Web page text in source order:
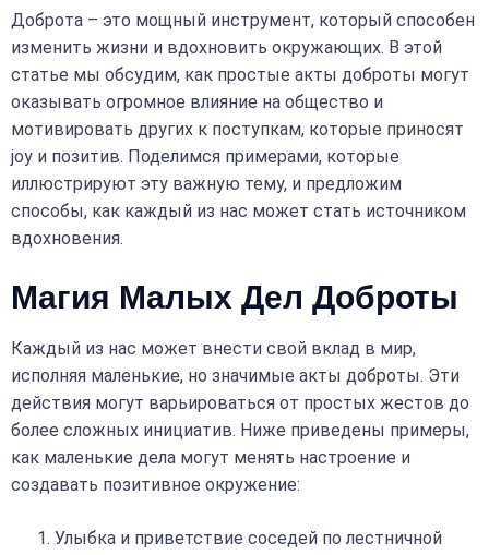
Доброта – это мощный инструмент, который способен
изменить жизни и вдохновить окружающих. В этой
статье мы обсудим, как простые акты доброты могут
оказывать огромное влияние на общество и
мотивировать других к поступкам, которые приносят
joy и позитив. Поделимся примерами, которые
иллюстрируют эту важную тему, и предложим
способы, как каждый из нас может стать источником
вдохновения.
Магия Малых Дел Доброты
Каждый из нас может внести свой вклад в мир,
исполняя маленькие, но значимые акты доброты. Эти
действия могут варьироваться от простых жестов до
более сложных инициатив. Ниже приведены примеры,
как маленькие дела могут менять настроение и
создавать позитивное окружение:
Улыбка и приветствие соседей по лестничной